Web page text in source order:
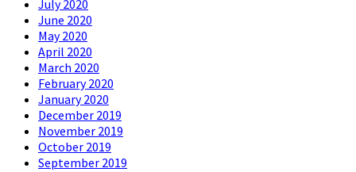
July 2020
June 2020
May 2020
April 2020
March 2020
February 2020
January 2020
December 2019
November 2019
October 2019
September 2019